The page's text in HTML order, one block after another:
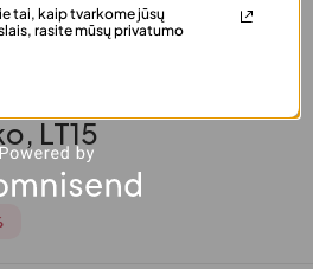
Prekių ženklai,TOP 30
vientisos
iš
LT15
tai, kaip tvarkome jūsų
rasite mūsų privatumo